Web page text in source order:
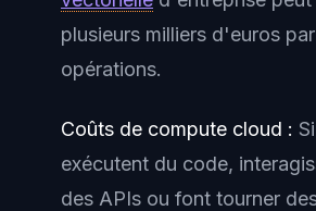
plusieurs milliers d'euros
opérations.
Coûts de compute cloud :
exécutent du code,
des APIs ou font tourner